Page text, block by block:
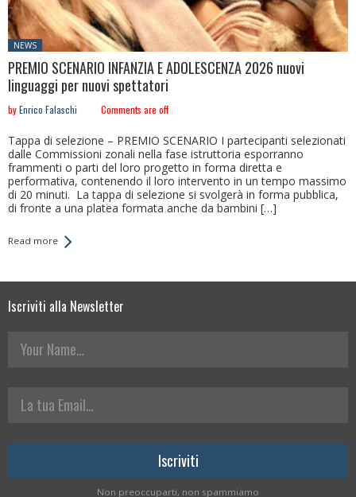
Posted
in:
NEWS
PREMIO SCENARIO INFANZIA E ADOLESCENZA 2026 nuovi
linguaggi per nuovi spettatori
byEnrico Falaschi Comments are off
Tappa di selezione – PREMIO SCENARIO I partecipanti selezionati
dalle Commissioni zonali nella fase istruttoria esporranno
frammenti o parti del loro progetto in forma diretta e
performativa, contenendo il loro intervento in un tempo massimo
di 20 minuti. La tappa di selezione si svolgerà in forma pubblica,
di fronte a una platea formata anche da bambini […]
Read more
Iscriviti alla Newsletter
Your Name
La tua Email
Non preoccuparti, non spammiamo